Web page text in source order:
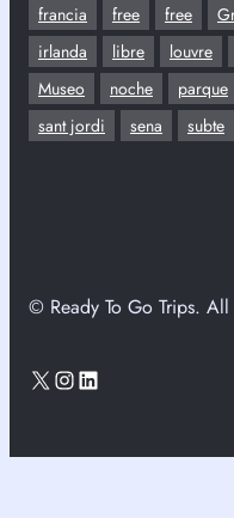
francia
free free
irlanda
libre louvre
Museo
noche parque
sant jordi
sena subte
© Ready To Go Trips. All
X Instagram
LinkedIn